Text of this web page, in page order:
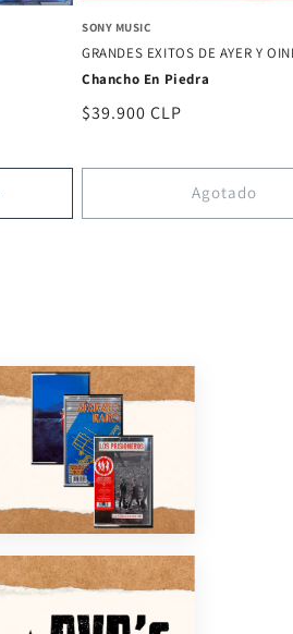
SONY MUSIC
GRANDES EXITOS DE AYER Y
Chancho En Piedra
Precio
$39.900 CLP
Agotado